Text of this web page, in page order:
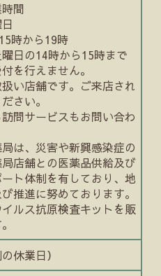
間
時から19時
日の14時から15時まで
を行えません。
い店舗です。ご来店され
さい。
問サービスもお問い合わ
は、災害や新興感染症の
店舗との医薬品供給及び
ト体制を有しており、地
推進に努めております。
ルス抗原検査キットを販
休業日）